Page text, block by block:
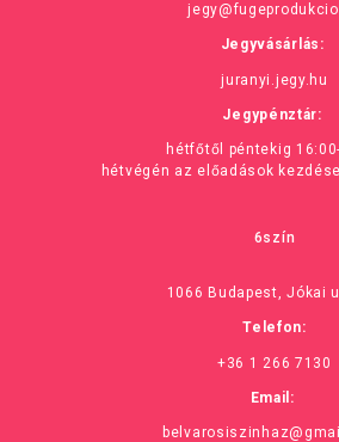
Jegyvásárlás:
juranyi.jegy.hu
Jegypénztár:
hétfőtől péntekig
hétvégén az előadások
6szín
1066 Budapest, Jókai
Telefon:
+36 1 266 7130
Email: